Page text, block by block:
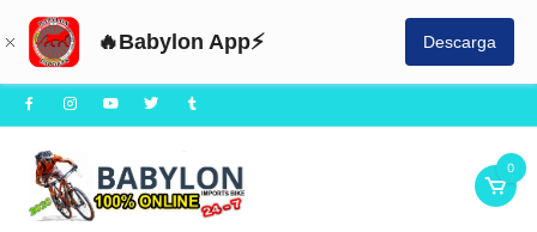
🔥Babylon App⚡ Descarga
Saltar
al
contenido
0